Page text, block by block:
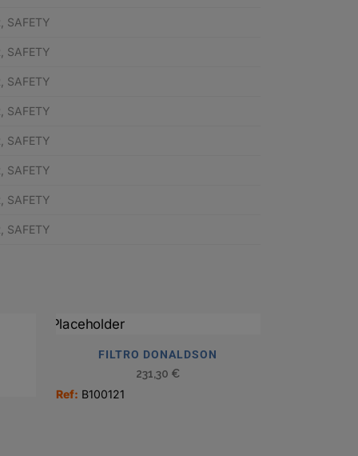
SAFETY
SAFETY
SAFETY
SAFETY
SAFETY
SAFETY
SAFETY
SAFETY
FILTRO DONALDSON
231,30 €
Ref: B100121